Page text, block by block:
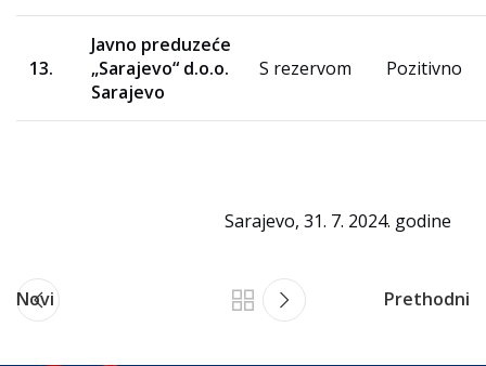
13.
Javno preduzeće
„Sarajevo“ d.o.o.
Sarajevo
S rezervom Pozitivno
Sarajevo, 31. 7. 2024. godine
Novi Prethodni